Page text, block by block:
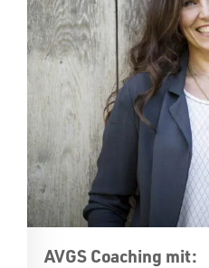
AVGS Coaching mit: